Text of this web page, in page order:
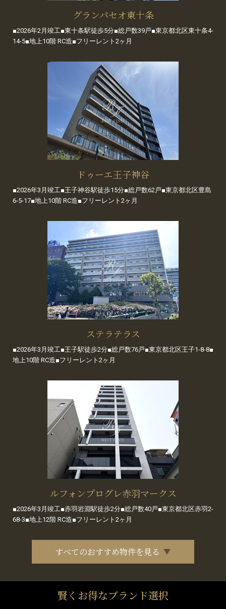
グランパセオ東十条
■2026年2月竣工■東十条駅徒歩5分■総戸数39戸■東京都北区東十条4-
14-5■地上10階 RC造■フリーレント2ヶ月
ドゥーエ王子神谷
■2026年3月竣工■王子神谷駅徒歩15分■総戸数62戸■東京都北区豊島
6-5-17■地上10階 RC造■フリーレント2ヶ月
ステラテラス
■2026年3月竣工■王子駅徒歩2分■総戸数76戸■東京都北区王子1-8-8■
地上10階 RC造■フリーレント2ヶ月
ルフォンプログレ赤羽マークス
■2026年3月竣工■赤羽岩淵駅徒歩2分■総戸数40戸■東京都北区赤羽2-
68-3■地上12階 RC造■フリーレント2ヶ月
すべてのおすすめ物件を見る
賢くお得なブランド選択